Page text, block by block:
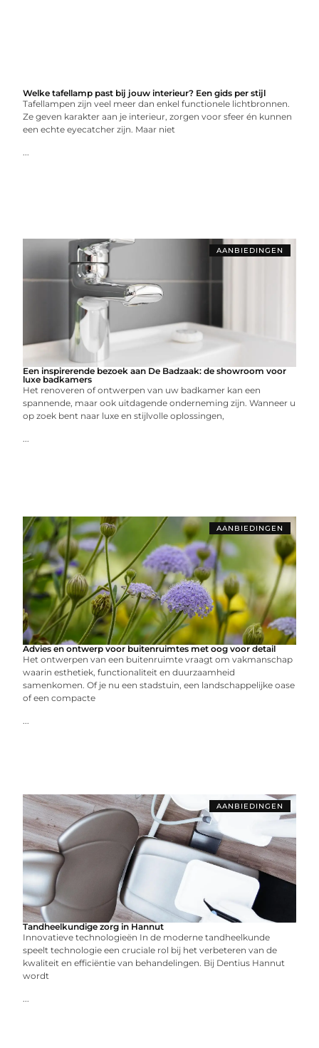
Welke tafellamp past bij jouw interieur? Een gids per stijl
Tafellampen zijn veel meer dan enkel functionele lichtbronnen.
Ze geven karakter aan je interieur, zorgen voor sfeer én kunnen
een echte eyecatcher zijn. Maar niet
...
AANBIEDINGEN
Een inspirerende bezoek aan De Badzaak: de showroom voor
luxe badkamers
Het renoveren of ontwerpen van uw badkamer kan een
spannende, maar ook uitdagende onderneming zijn. Wanneer u
op zoek bent naar luxe en stijlvolle oplossingen,
...
AANBIEDINGEN
Advies en ontwerp voor buitenruimtes met oog voor detail
Het ontwerpen van een buitenruimte vraagt om vakmanschap
waarin esthetiek, functionaliteit en duurzaamheid
samenkomen. Of je nu een stadstuin, een landschappelijke oase
of een compacte
...
AANBIEDINGEN
Tandheelkundige zorg in Hannut
Innovatieve technologieën In de moderne tandheelkunde
speelt technologie een cruciale rol bij het verbeteren van de
kwaliteit en efficiëntie van behandelingen. Bij Dentius Hannut
wordt
...